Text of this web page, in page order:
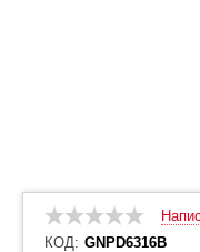
КОД: GNPD6316B